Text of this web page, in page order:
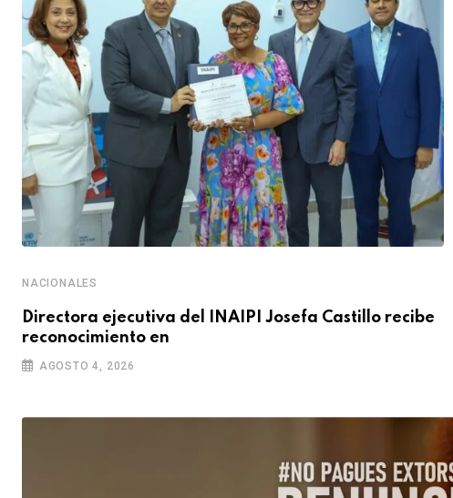
NACIONALES
Directora ejecutiva del INAIPI Josefa Castillo recibe
reconocimiento en
AGOSTO 4, 2026